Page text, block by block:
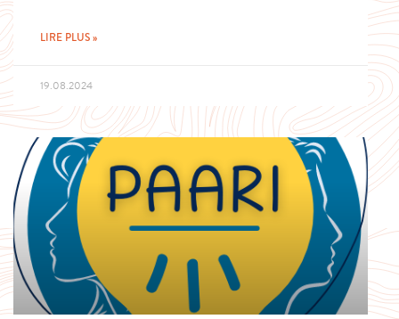
LIRE PLUS »
19.08.2024